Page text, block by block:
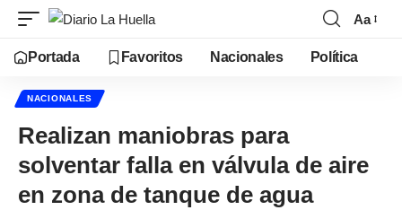
Aa
Portada Favoritos Nacionales Política
NACIONALES
Realizan maniobras para
solventar falla en válvula de aire
en zona de tanque de agua